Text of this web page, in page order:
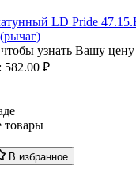
LD Pride
узнать Вашу цену
582.00 ₽
товары
В избранное